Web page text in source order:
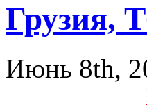
Грузия,
Июнь 8th,